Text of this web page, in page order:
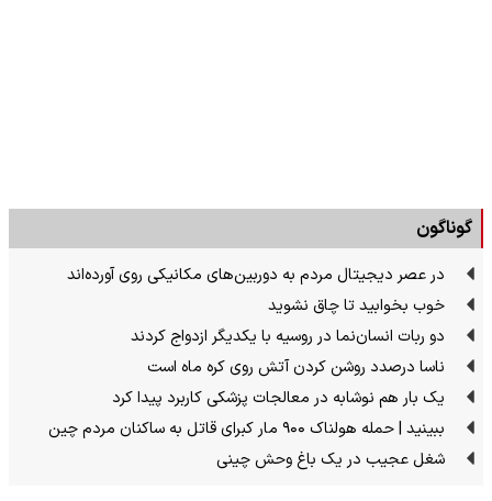
گوناگون
در عصر دیجیتال مردم به دوربین‌های مکانیکی روی آورده‌اند
خوب بخوابید تا چاق نشوید
دو ربات انسان‌نما در روسیه با یکدیگر ازدواج کردند
ناسا درصدد روشن کردن آتش روی کره ماه است
یک بار هم نوشابه در معالجات پزشکی کاربرد پیدا کرد
ببینید | حمله هولناک ۹۰۰ مار کبرای قاتل به ساکنان مردم چین
شغل عجیب در یک باغ وحش چینی